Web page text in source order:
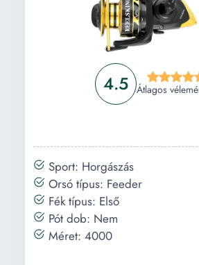
4.5 Átlagos
Sport: Horgászás
Orsó típus: Feeder
Fék típus: Első
Pót dob: Nem
Méret: 4000